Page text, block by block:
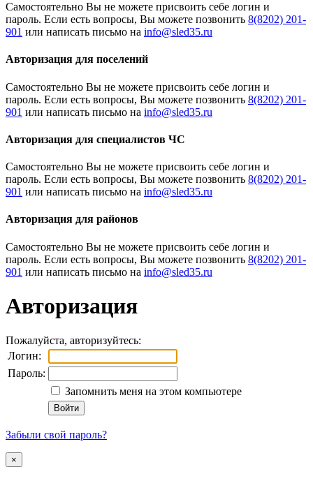
Cамостоятельно Вы не можете присвоить себе логин и
пароль. Если есть вопросы, Вы можете позвонить 8(8202) 201-
901 или написать письмо на
Авторизация для поселений
Cамостоятельно Вы не можете присвоить себе логин и
пароль. Если есть вопросы, Вы можете позвонить 8(8202) 201-
901 или написать письмо на
Авторизация для специалистов ЧС
Cамостоятельно Вы не можете присвоить себе логин и
пароль. Если есть вопросы, Вы можете позвонить 8(8202) 201-
901 или написать письмо на
Авторизация для районов
Cамостоятельно Вы не можете присвоить себе логин и
пароль. Если есть вопросы, Вы можете позвонить 8(8202) 201-
901 или написать письмо на
Авторизация
Пожалуйста, авторизуйтесь:
Логин:
Пароль:
Запомнить меня на этом компьютере
Забыли свой пароль?
×